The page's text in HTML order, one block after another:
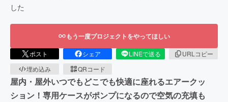
した
もう一度プロジェクトをやってほしい
ポスト シェア LINEで送る
URLコピー
埋め込み
QRコード
屋内・屋外いつでもどこでも快適に座れるエアークッ
ション！専用ケースがポンプになるので空気の充填も